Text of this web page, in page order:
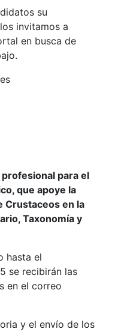
su
invitamos a
en busca de
para el
que apoye la
Crustaceos en la
Taxonomía y
hasta el
se recibirán las
en el correo
y el envío de los